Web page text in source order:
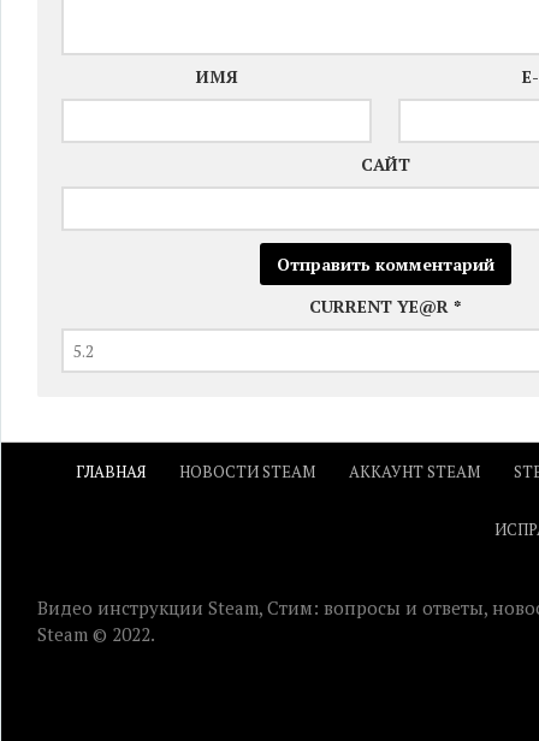
ИМЯ
САЙТ
CURRENT YE@R *
ГЛАВНАЯ НОВОСТИ STEAM АККАУНТ STEAM
Видео инструкции Steam, Стим: вопросы и ответы,
Steam © 2022.